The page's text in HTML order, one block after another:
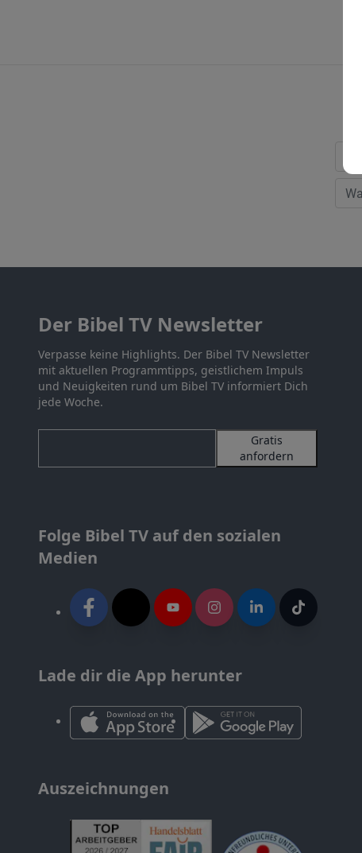
Der Bibel TV Newsletter
Verpasse keine Highlights. Der Bibel TV Newsletter
mit aktuellen Programmtipps, geistlichem Impuls
und Neuigkeiten rund um Bibel TV informiert Dich
jede Woche.
Gratis
anfordern
Folge Bibel TV auf den sozialen
Medien
Lade dir die App herunter
Auszeichnungen